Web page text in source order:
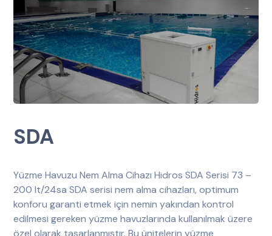
SDA
Yüzme Havuzu Nem Alma Cihazı Hidros SDA Serisi 73 –
200 lt/24sa SDA serisi nem alma cihazları, optimum
konforu garanti etmek için nemin yakından kontrol
edilmesi gereken yüzme havuzlarında kullanılmak üzere
özel olarak tasarlanmıştır. Bu ünitelerin yüzme